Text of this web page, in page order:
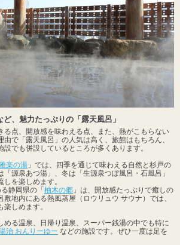
、魅力たっぷりの「露天風呂」
る点、開放感を味わえる点、また、熱がこもらない
で「露天風呂」の人気は高く、旅館はもちろん、
設でも併設しているところが多くあります。
楽の湯 」では、四季を通じて味わえる自然と杉戸の
源泉あつ湯」、冬は「生源泉つぼ風呂・石風呂」
を楽しめます。
静岡県の「 柚木の郷 」は、開放感たっぷりで癒しの
地内にある熱風蒸屋（ロウリュウ サウナ）では、
しめます。
める温泉、日帰り温泉、スーパー銭湯の中でも特に
治 おんりーゆー などの施設です。ぜひ一度は足を